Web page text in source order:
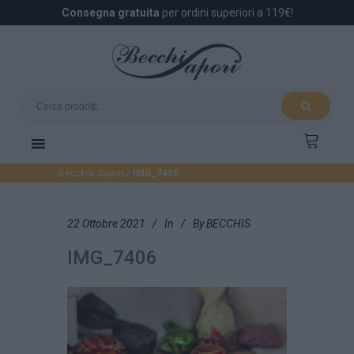
Consegna gratuita per ordini superiori a 119€!
Becchis Sapori / IMG_7406
22 Ottobre 2021 In By BECCHIS
IMG_7406